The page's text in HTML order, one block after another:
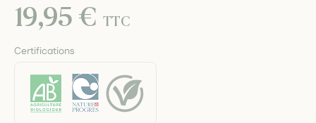
19,95 €TTC
Certifications